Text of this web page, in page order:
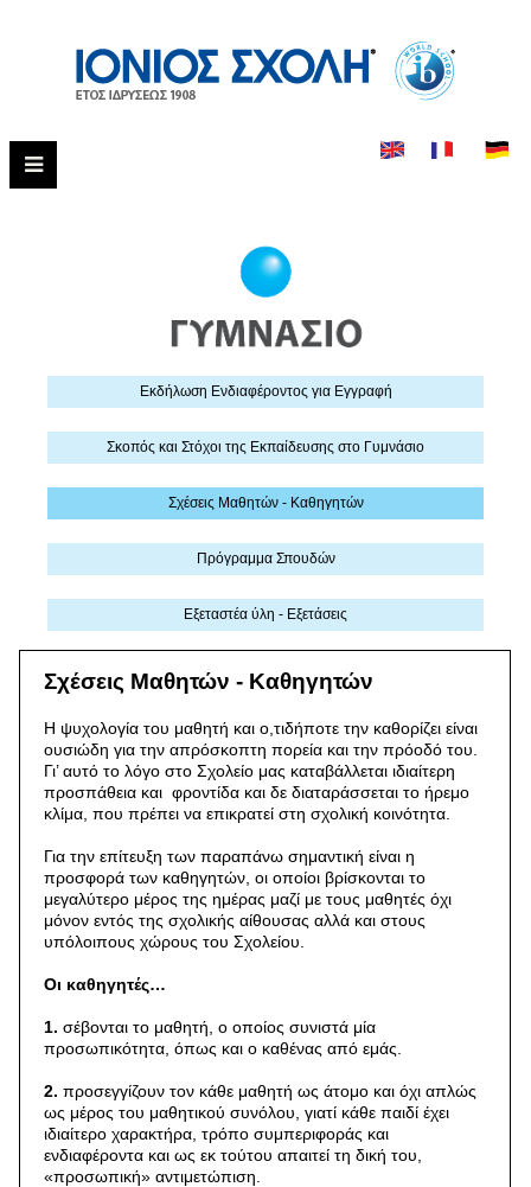
Εκδήλωση Eνδιαφέροντος για Εγγραφή
Σκοπός και Στόχοι της Εκπαίδευσης στο Γυμνάσιο
Σχέσεις Μαθητών - Καθηγητών
Πρόγραμμα Σπουδών
Εξεταστέα ύλη - Εξετάσεις
Σχέσεις Μαθητών - Καθηγητών
Η ψυχολογία του μαθητή και ο,τιδήποτε την καθορίζει είναι
ουσιώδη για την απρόσκοπτη πορεία και την πρόοδό του.
Γι’ αυτό το λόγο στο Σχολείο μας καταβάλλεται ιδιαίτερη
προσπάθεια και φροντίδα και δε διαταράσσεται το ήρεμο
κλίμα, που πρέπει να επικρατεί στη σχολική κοινότητα.
Για την επίτευξη των παραπάνω σημαντική είναι η
προσφορά των καθηγητών, οι οποίοι βρίσκονται το
μεγαλύτερο μέρος της ημέρας μαζί με τους μαθητές όχι
μόνον εντός της σχολικής αίθουσας αλλά και στους
υπόλοιπους χώρους του Σχολείου.
Οι καθηγητές…
1. σέβονται το μαθητή, ο οποίος συνιστά μία
προσωπικότητα, όπως και ο καθένας από εμάς.
2. προσεγγίζουν τον κάθε μαθητή ως άτομο και όχι απλώς
ως μέρος του μαθητικού συνόλου, γιατί κάθε παιδί έχει
ιδιαίτερο χαρακτήρα, τρόπο συμπεριφοράς και
ενδιαφέροντα και ως εκ τούτου απαιτεί τη δική του,
«προσωπική» αντιμετώπιση.